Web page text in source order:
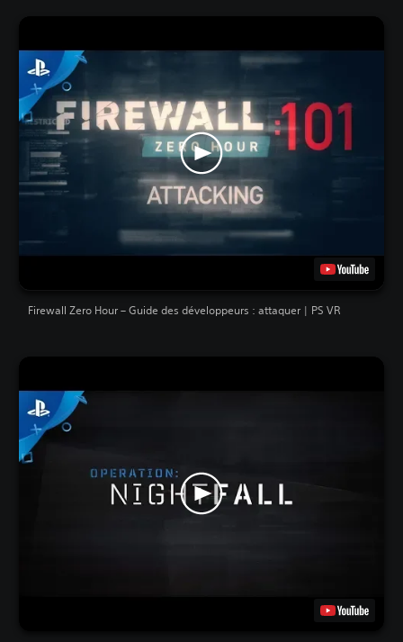
Firewall Zero Hour – Guide des développeurs : attaquer | PS VR